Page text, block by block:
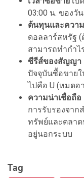
03:00 น. ของวั
ต้นทุนและควา
ดอลลาร์สหรัฐ
สามารถทำกำไ
ซีรีส์ของสัญญา
ปัจจุบันซื้อขาย
ไปคือ U (หมดอ
ความน่าเชื่อถือ
การรับรองจา
ทรัพย์และตลาด
อยู่นอกระบบ
Tag